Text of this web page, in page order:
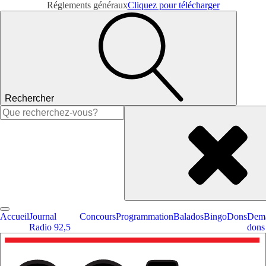
Réglements générauxCliquez pour télécharger
Rechercher
Rechercher :
AccueilJournal
Radio 92,5
ConcoursProgrammationBaladosBingoDons
dons